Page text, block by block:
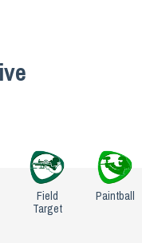
Field
Target
Paintball